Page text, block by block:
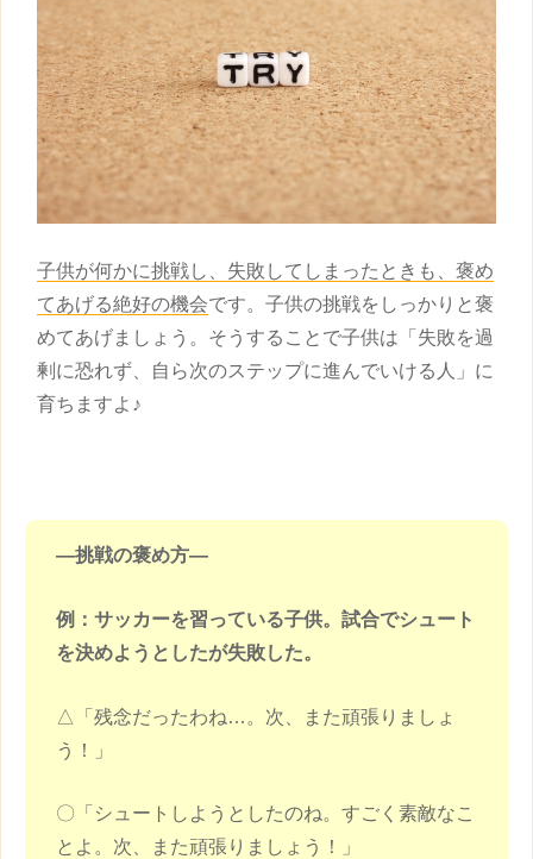
子供が何かに挑戦し、失敗してしまったときも、褒め
てあげる絶好の機会です。 子供の挑戦をしっかりと褒
めてあげましょう。そうすることで子供は「失敗を過
剰に恐れず、自ら次のステップに進んでいける人」に
育ちますよ♪
―挑戦の褒め方―
例：サッカーを習っている子供。試合でシュート
を決めようとしたが失敗した。
△「残念だったわね…。次、また頑張りましょ
う！」
〇「シュートしようとしたのね。すごく素敵なこ
とよ。次、また頑張りましょう！」